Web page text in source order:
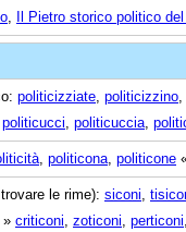
Il Pietro storico politico
politicizziate politicizzino
politicucci politicuccia
politicona politicone
le rime): siconi
» criticoni zoticoni perticoni